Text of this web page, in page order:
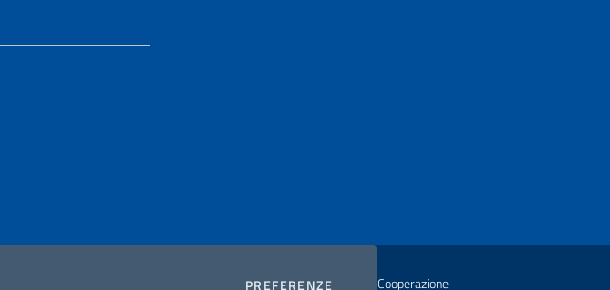
PREFERENZE COOKIES
2026 Copyright Ministero degli Affari Esteri e della Cooperazione